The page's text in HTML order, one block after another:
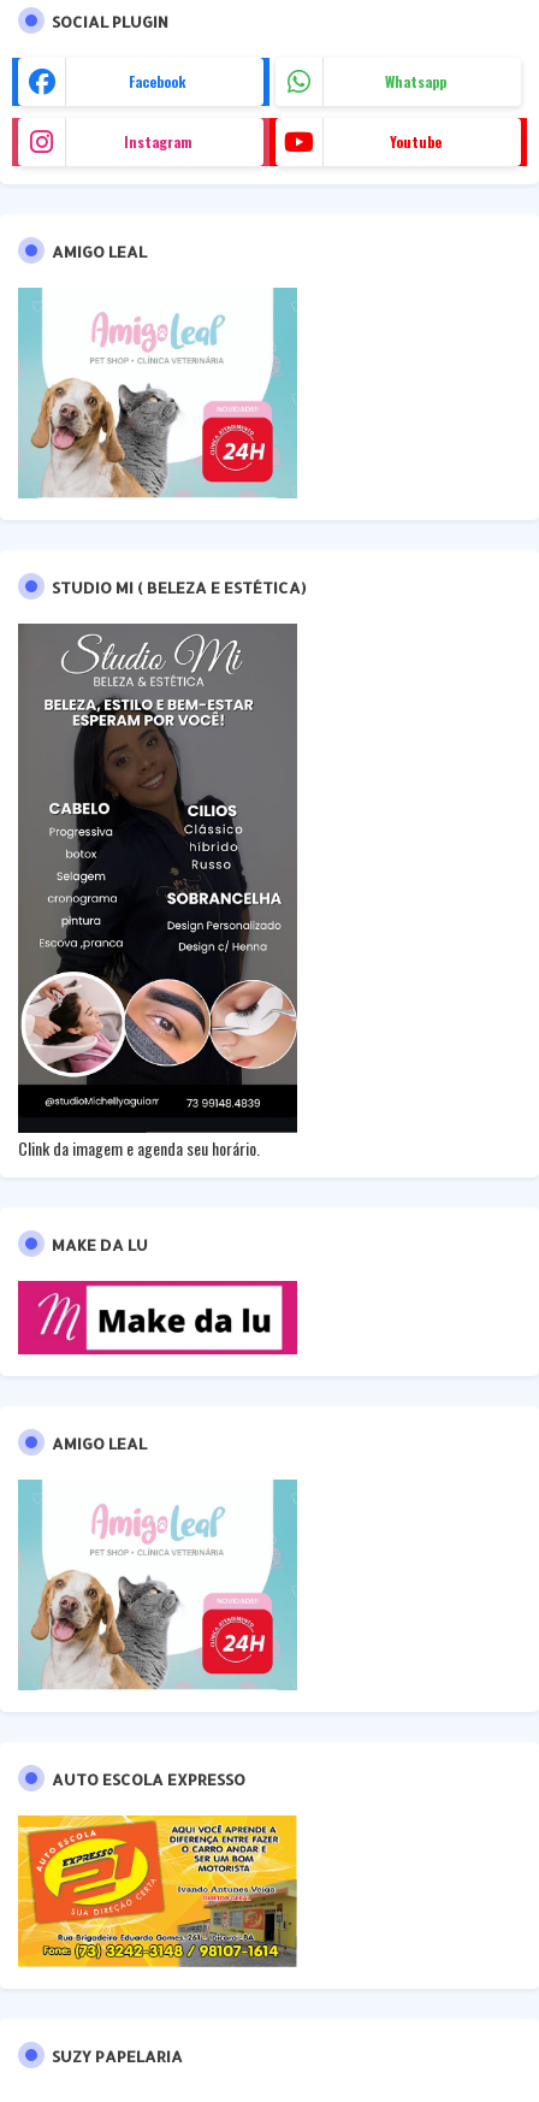
SOCIAL PLUGIN
Facebook Whatsapp
Instagram Youtube
AMIGO LEAL
STUDIO MI ( BELEZA E ESTÉTICA)
Clink da imagem e agenda seu horário.
MAKE DA LU
AMIGO LEAL
AUTO ESCOLA EXPRESSO
SUZY PAPELARIA